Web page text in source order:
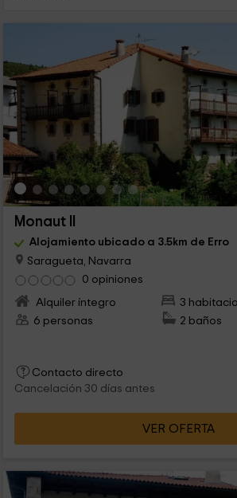
Monaut II
Alojamiento ubicado a 3.5km de Erro
Saragueta, Navarra
0 opiniones
Alquiler íntegro
3
6 personas
2 baños
Contacto directo
Cancelación 30 días antes
VER OFERTA